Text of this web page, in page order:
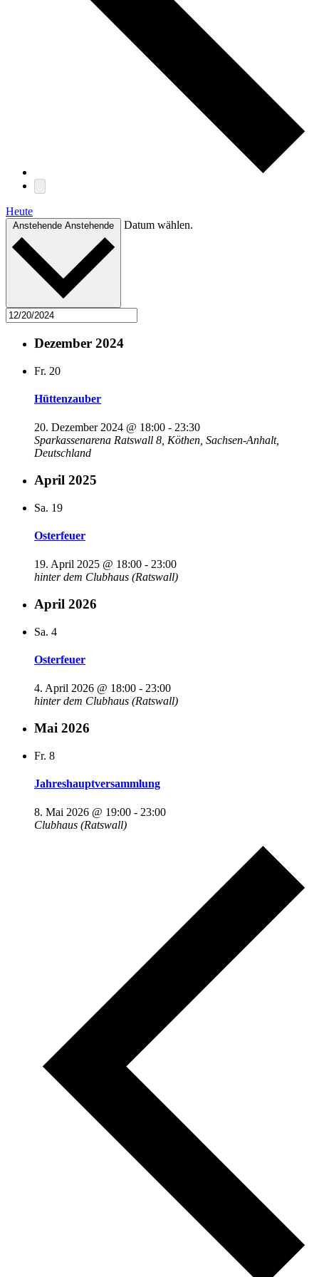
Heute
Anstehende Anstehende Datum wählen.
Dezember 2024
Fr. 20
Hüttenzauber
20. Dezember 2024 @ 18:00 - 23:30
Sparkassenarena Ratswall 8, Köthen, Sachsen-Anhalt,
Deutschland
April 2025
Sa. 19
Osterfeuer
19. April 2025 @ 18:00 - 23:00
hinter dem Clubhaus (Ratswall)
April 2026
Sa. 4
Osterfeuer
4. April 2026 @ 18:00 - 23:00
hinter dem Clubhaus (Ratswall)
Mai 2026
Fr. 8
Jahreshauptversammlung
8. Mai 2026 @ 19:00 - 23:00
Clubhaus (Ratswall)